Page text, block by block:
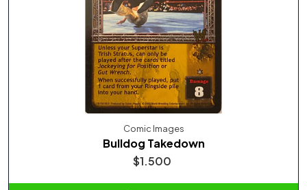
Comic Images
Bulldog Takedown
$1.500